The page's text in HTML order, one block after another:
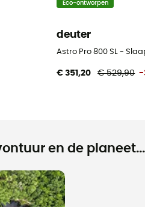
Eco-ontworpen
deuter
Astro Pro 800 SL -
€ 351,20 € 529,90 -
en de planeet...